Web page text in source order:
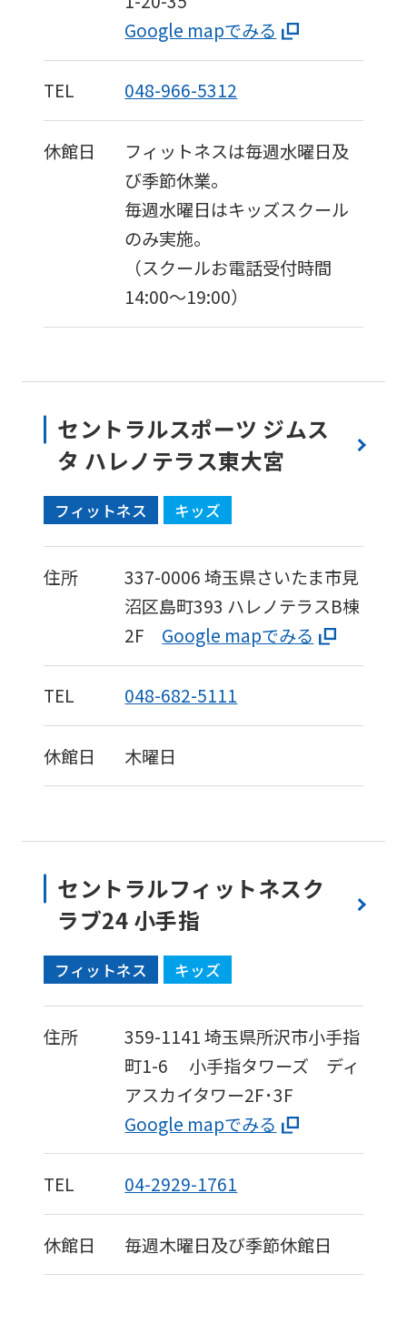
Google mapでみる
TEL 048-966-5312
休館日
フィットネスは毎週水曜日及
び季節休業。
毎週水曜日はキッズスクール
のみ実施。
（スクールお電話受付時間
14:00～19:00）
セントラルスポーツ ジムス
タ ハレノテラス東大宮
フィットネス キッズ
住所 337-0006埼玉県さいたま市見
沼区島町393 ハレノテラスB棟
2F
Google mapでみる
TEL 048-682-5111
休館日 木曜日
セントラルフィットネスク
ラブ24 小手指
フィットネス キッズ
住所 359-1141埼玉県所沢市小手指
町1-6
小手指タワーズ ディ
アスカイタワー2F･3F
Google mapでみる
TEL 04-2929-1761
休館日 毎週木曜日及び季節休館日